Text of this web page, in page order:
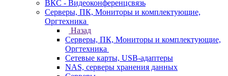
ВКС - Видеоконференцсвязь
Серверы, ПК, Мониторы и комплектующие,
Оргтехника
Назад
Серверы, ПК, Мониторы и комплектующие,
Оргтехника
Сетевые карты, USB-адаптеры
NAS, серверы хранения данных